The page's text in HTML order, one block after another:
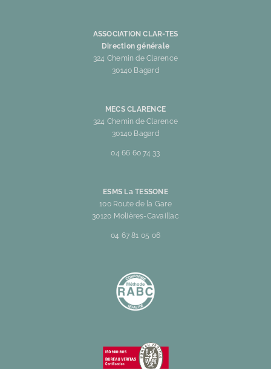
ASSOCIATION CLAR-TES
Direction générale
324 Chemin de Clarence
30140 Bagard
MECS CLARENCE
324 Chemin de Clarence
30140 Bagard
04 66 60 74 33
ESMS La TESSONE
100 Route de la Gare
30120 Molières-Cavaillac
04 67 81 05 06